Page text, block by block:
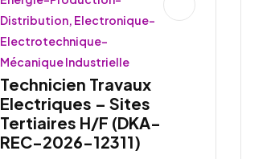
Distribution, Electronique-
Electrotechnique-
Mécanique Industrielle
Technicien Travaux
Electriques – Sites
Tertiaires H/F (DKA-
REC-2026-12311)